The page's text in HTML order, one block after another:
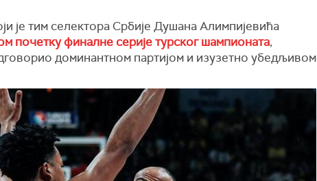
је тим селектора Србије Душана Алимпијевића
почетку финалне серије турског шампионата,
доминантном партијом и изузетно убедљивом